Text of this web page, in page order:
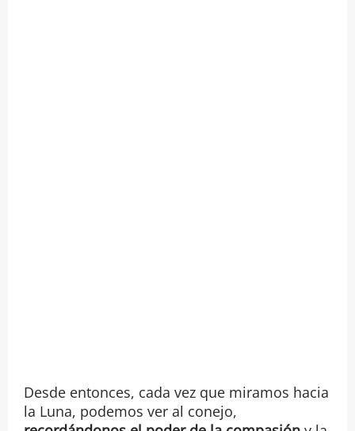
Desde entonces, cada vez que miramos hacia
la Luna, podemos ver al conejo,